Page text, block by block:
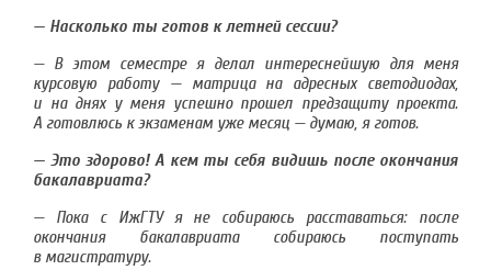
— Насколько ты готов к летней сессии?
— В этом семестре я делал интереснейшую для меня
курсовую работу — матрица на адресных светодиодах,
и на днях у меня успешно прошел предзащиту проекта.
А готовлюсь к экзаменам уже месяц — думаю, я готов.
— Это здорово! А кем ты себя видишь после окончания
бакалавриата?
— Пока с ИжГТУ я не собираюсь расставаться: после
окончания бакалавриата собираюсь поступать
в магистратуру.